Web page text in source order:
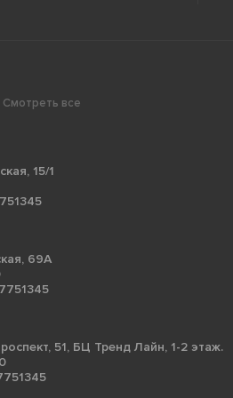
Смотреть все
15/1
69А
51, БЦ Тренд Лайн, 1-2 этаж.